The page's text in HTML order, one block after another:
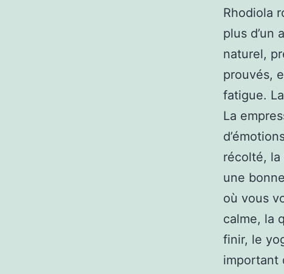
Rhodiola
plus d’un
naturel,
prouvés,
fatigue.
La
récolté, la
une
où vous
calme, la
finir, le
important